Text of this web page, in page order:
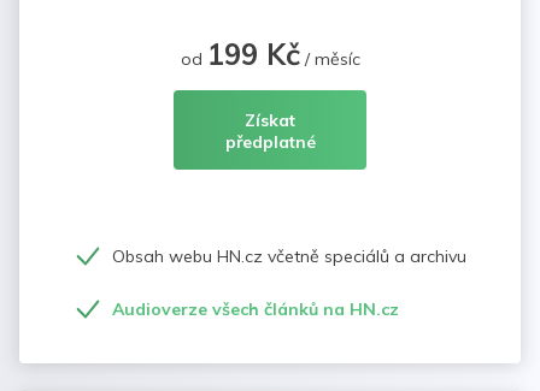
od 199 Kč/ měsíc
Získat
předplatné
Obsah webu HN.cz včetně speciálů a archivu
Audioverze všech článků na HN.cz